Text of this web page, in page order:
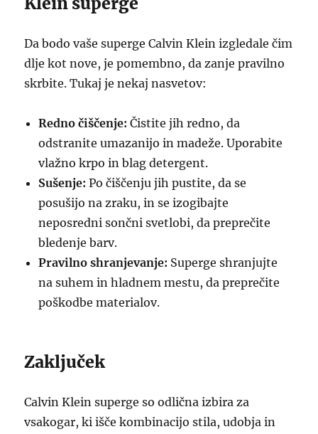
Da bodo vaše superge Calvin Klein izgledale čim
dlje kot nove, je pomembno, da zanje pravilno
skrbite. Tukaj je nekaj nasvetov:
Redno čiščenje: Čistite jih redno, da
odstranite umazanijo in madeže. Uporabite
vlažno krpo in blag detergent.
Sušenje: Po čiščenju jih pustite, da se
posušijo na zraku, in se izogibajte
neposredni sončni svetlobi, da preprečite
bledenje barv.
Pravilno shranjevanje: Superge shranjujte
na suhem in hladnem mestu, da preprečite
poškodbe materialov.
Zaključek
Calvin Klein superge so odlična izbira za
vsakogar, ki išče kombinacijo stila, udobja in